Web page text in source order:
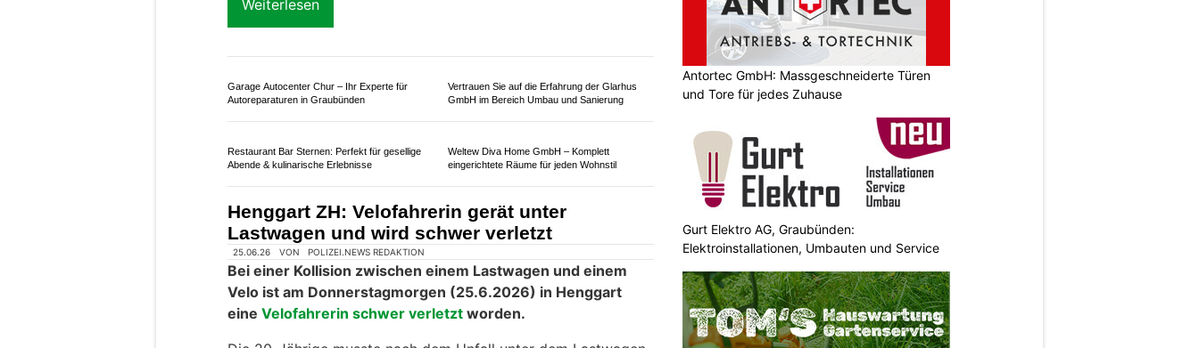
Jährige verletzt ins Spital gebracht
30.05.26 VON POLIZEI.NEWS REDAKTION
Antortec GmbH: Massgeschneiderte Türen
und Tore für jedes Zuhause
Gurt Elektro AG, Graubünden:
Elektroinstallationen, Umbauten und Service